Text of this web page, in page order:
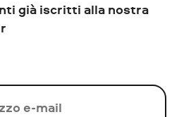
già iscritti alla nostra